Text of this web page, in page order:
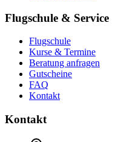
Flugschule & Service
Flugschule
Kurse & Termine
Beratung anfragen
Gutscheine
FAQ
Kontakt
Kontakt